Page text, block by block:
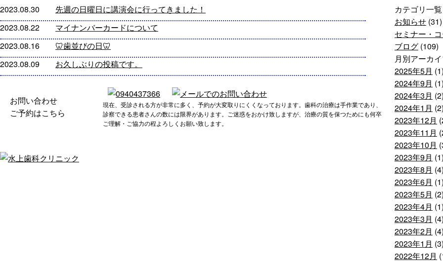
2023.08.30
先週の日曜日に講演会に行ってきました！
2023.08.22
マイナンバーカードについて
2023.08.16
🦷歯並びの日🦷
2023.08.09
お久しぶりの投稿です。
カテゴリ一覧
お知らせ (31)
セミナー・
ブログ (109)
月別アーカ
2025年5月 (1)
2024年9月 (1)
2024年3月 (2)
2024年1月 (2)
2023年12月
2023年11月
2023年10月
2023年9月 (1)
2023年8月 (4)
2023年6月 (1)
2023年5月 (2)
2023年4月 (1)
2023年3月 (4)
2023年2月 (4)
2023年1月 (3)
2022年12月
お問い合わせ
ご予約はこちら
現在、受診される方が非常に多く、予約が大変取りにくくなっております。歯科の治療は手作業であり、
診察できる患者さんの数には限界があります。ご迷惑をおかけ致しますが、治療の質を保つためにも何卒
ご理解・ご協力の程よろしくお願い致します。